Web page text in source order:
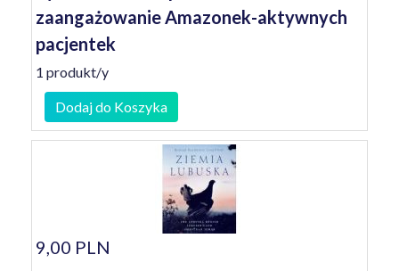
zaangażowanie Amazonek-aktywnych
pacjentek
1 produkt/y
Dodaj do Koszyka
9,00 PLN